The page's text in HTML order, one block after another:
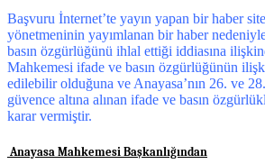
Başvuru İnternet’te yayın yapan bir haber
yönetmeninin yayımlanan bir haber nedeniyle
basın özgürlüğünü ihlal ettiği iddiasına
Mahkemesi ifade ve basın özgürlüğünün
edilebilir olduğuna ve Anayasa’nın 26. ve
güvence altına alınan ifade ve basın
karar vermiştir.
Anayasa Mahkemesi Başkanlığından